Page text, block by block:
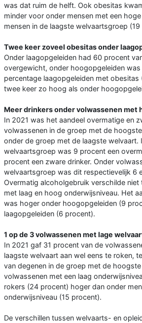
was dat ruim de helft. Ook obesitas
minder voor onder mensen met een
mensen in de laagste welvaartsgroep
Twee keer zoveel obesitas onder
Onder laagopgeleiden had 60 procent
overgewicht, onder hoogopgeleiden
percentage laagopgeleiden met obesitas
twee keer zo hoog als onder
Meer drinkers onder volwassenen met
In 2021 was het aandeel overmatige en
volwassenen in de groep met de
onder de groep met de laagste welvaart.
welvaartsgroep was 9 procent een
procent een zware drinker. Onder
welvaartsgroep was dit respectievelijk 6
Overmatig alcoholgebruik verschilde niet
met laag en hoog onderwijsniveau. Het
was hoger onder hoogopgeleiden (9
laagopgeleiden (6 procent).
1 op de 3 volwassenen met lage
In 2021 gaf 31 procent van de
laagste welvaart aan wel eens te roken,
van degenen in de groep met de
volwassenen met een laag
rokers (24 procent) hoger dan onder
onderwijsniveau (15 procent).
De verschillen tussen welvaarts- en